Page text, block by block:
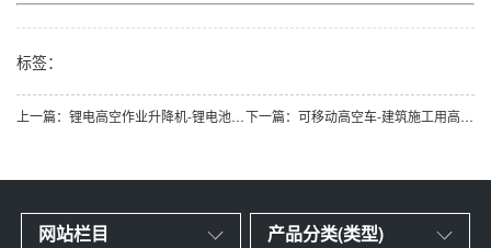
标签：
上一篇：锂电高空作业升降机-锂电池长续航登高车升降平 下一篇：可移动高空车-建筑施工用高空作业登高车替代脚
网站栏目 产品分类(类型)